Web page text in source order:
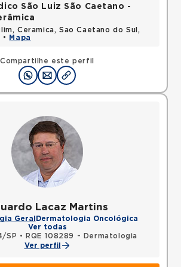
Compartilhe este perfil
São Luiz São Caetano -
Ceramica, Sao Caetano do Sul,
•
Mapa
Lacaz Martins
Geral Dermatologia Oncológica
Ver todas
SP •
RQE 108289 - Dermatologia
Ver perfil